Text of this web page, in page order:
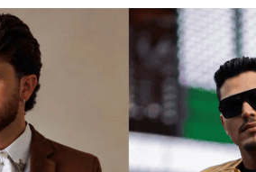
a Flávio Bolsonaro após anúncio: